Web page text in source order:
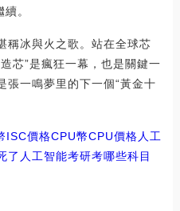
。
稱冰與火之歌。站在全球芯
芯”是瘋狂一幕，也是關鍵一
張一鳴夢里的下一個“黃金十
ISC價格CPU幣CPU價格人工
了 人工智能考研考哪些科目